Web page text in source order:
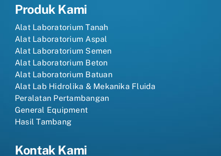
Produk Kami
Alat Laboratorium Tanah
Alat Laboratorium Aspal
Alat Laboratorium Semen
Alat Laboratorium Beton
Alat Laboratorium Batuan
Alat Lab Hidrolika & Mekanika Fluida
Peralatan Pertambangan
General Equipment
Hasil Tambang
Kontak Kami